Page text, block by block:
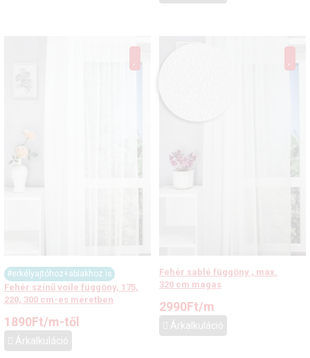
#erkélyajtóhoz+ablakhoz is
Fehér színű voile függöny, 175,
220, 300 cm-es méretben
1890Ft/m-től
Árkalkuláció
Fehér sablé függöny , max.
320 cm magas
2990Ft/m
Árkalkuláció